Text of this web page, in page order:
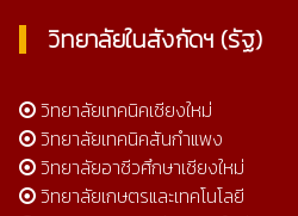
วิทยาลัยในสังกัดฯ (รัฐ)
วิทยาลัยเทคนิคเชียงใหม่
วิทยาลัยเทคนิคสันกำแพง
วิทยาลัยอาชีวศึกษาเชียงใหม่
วิทยาลัยเกษตรและเทคโนโลยี